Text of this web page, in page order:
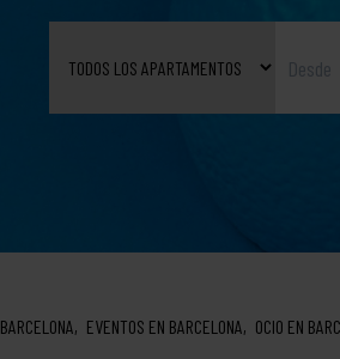
BARCELONA EVENTOS EN BARCELONA OCIO EN